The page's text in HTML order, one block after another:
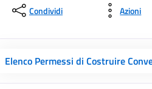
Condividi Azioni
Elenco Permessi di Costruire